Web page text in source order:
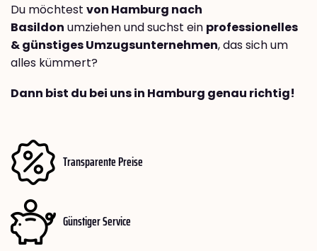
Du möchtest von Hamburg nach
Basildon umziehen und suchst ein professionelles
& günstiges Umzugsunternehmen, das sich um
alles kümmert?
Dann bist du bei uns in Hamburg genau richtig!
Transparente Preise
Günstiger Service